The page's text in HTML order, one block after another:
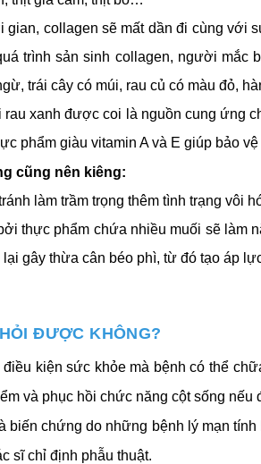
collagen sẽ mất dần đi cùng với
trình sản sinh collagen, người mắc
trái cây có múi, rau củ có màu đỏ,
xanh được coi là nguồn cung ứng
phẩm giàu vitamin A và E giúp bảo
cũng nên kiêng:
làm trầm trọng thêm tình trạng vôi
thực phẩm chứa nhiều muối sẽ làm
gây thừa cân béo phì, từ đó tạo áp
ĐƯỢC KHÔNG?
kiện sức khỏe mà bệnh có thể
và phục hồi chức năng cột sống
chứng do những bệnh lý mạn tính
sĩ chỉ định phẫu thuật.